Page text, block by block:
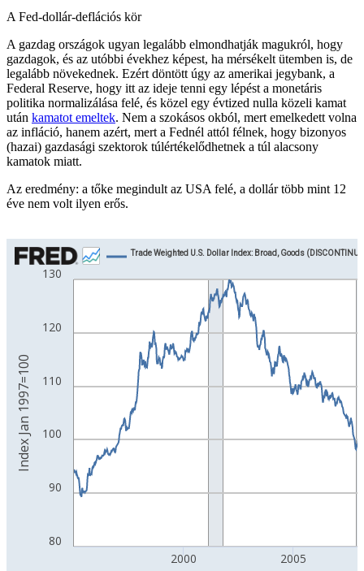
A Fed-dollár-deflációs kör
A gazdag országok ugyan legalább elmondhatják magukról, hogy
gazdagok, és az utóbbi évekhez képest, ha mérsékelt ütemben is, de
legalább növekednek. Ezért döntött úgy az amerikai jegybank, a
Federal Reserve, hogy itt az ideje tenni egy lépést a monetáris
politika normalizálása felé, és közel egy évtized nulla közeli kamat
után kamatot emeltek. Nem a szokásos okból, mert emelkedett volna
az infláció, hanem azért, mert a Fednél attól félnek, hogy bizonyos
(hazai) gazdasági szektorok túlértékelődhetnek a túl alacsony
kamatok miatt.
Az eredmény: a tőke megindult az USA felé, a dollár több mint 12
éve nem volt ilyen erős.